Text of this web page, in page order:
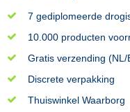
7 gediplomeerde
10.000 producten
Gratis verzending (NL/
Discrete verpakking
Thuiswinkel Waarborg